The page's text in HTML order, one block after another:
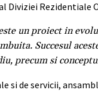
Diviziei Rezidentiale
un proiect in
Succesul
precum si
si de servicii,